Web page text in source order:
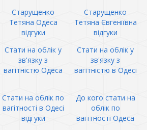
Старущенко
Тетяна Одеса
відгуки
Старущенко
Тетяна Євгеніївна
відгуки
Стати на облік у
зв'язку з
вагітністю Одеса
Стати на облік у
зв'язку з
вагітністю в Одесі
Стати на облік по
вагітності в Одесі
відгуки
До кого стати на
облік по
вагітності Одеса